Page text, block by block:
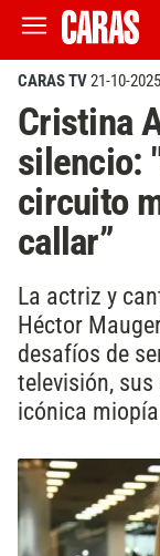
CARAS TV21-10-
Cristina
silencio:
circuito
callar”
La actriz y
Héctor
desafíos de
televisión,
icónica